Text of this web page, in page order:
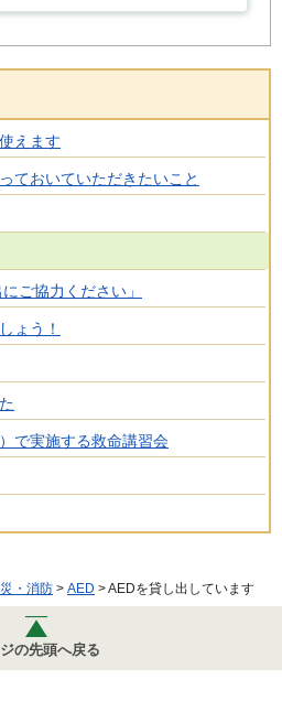
えます
ておいていただきたいこと
ご協力ください」
ょう！
で実施する救命講習会
・消防 > AED > AEDを貸し出しています
の先頭へ戻る